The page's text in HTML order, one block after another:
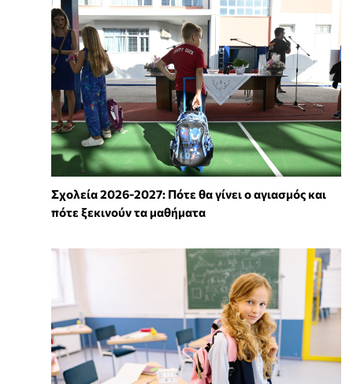
Σχολεία 2026-2027: Πότε θα γίνει ο αγιασμός και
πότε ξεκινούν τα μαθήματα